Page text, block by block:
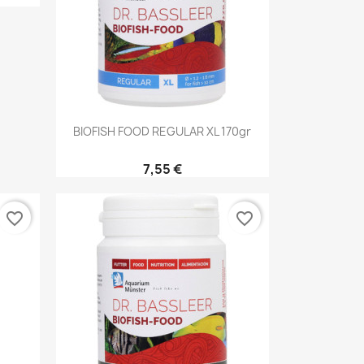
Aperçu rapide
BIOFISH FOOD REGULAR XL 170gr
7,55 €
favorite_border favorite_border